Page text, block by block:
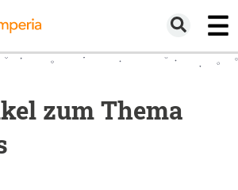
zum Thema